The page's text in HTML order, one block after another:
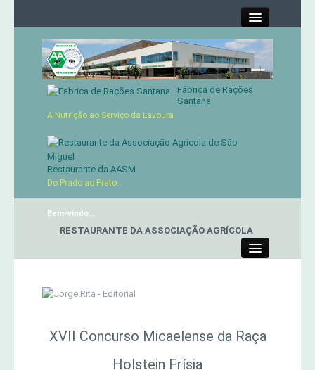
Contactos
Serviços
Produtos
Fábrica de Rações
Santana
A Nutrição ao Serviço da Lavoura
Restaurante da AASM
Do Prado ao Prato...
Bem-vindo...
RESTAURANTE DA ASSOCIAÇÃO AGRÍCOLA
XVII Concurso Micaelense da Raça
Holstein Frísia